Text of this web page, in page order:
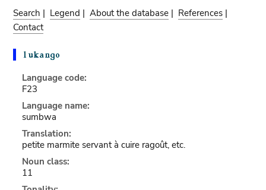
Search | Legend |About the database | References |
Contact
Language code:
F23
Language name:
sumbwa
Translation:
petite marmite servant à cuire ragoût, etc.
Noun class:
11